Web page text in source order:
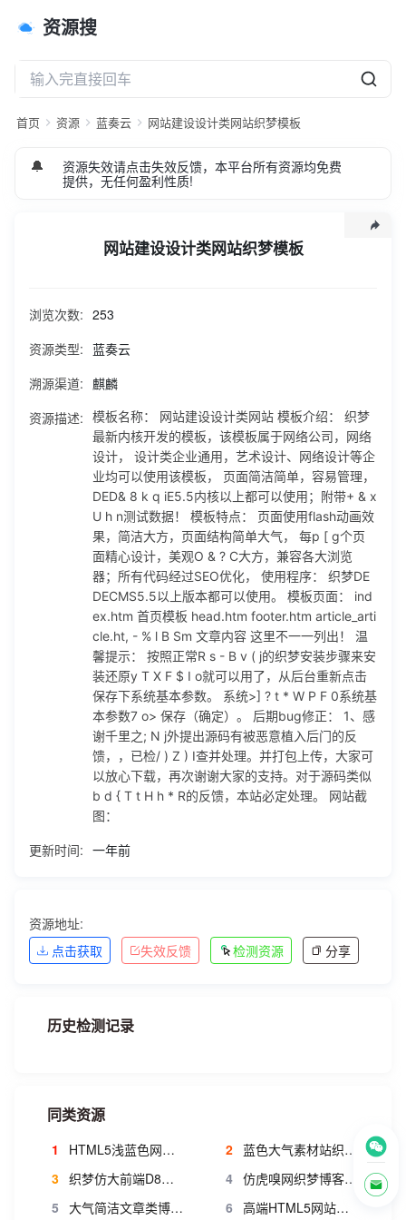
资源搜
首页 资源 蓝奏云 网站建设设计类网站织梦模板
🔔
资源失效请点击失效反馈，本平台所有资源均免费
提供，无任何盈利性质!
网站建设设计类网站织梦模板
用，艺术设计、网络设计等企业均可以使用该模板， 页面简洁
简单，容易管理，DED& 8 k q iE5.5内核以上都可以使用；附
果，简洁大方，页面结构简单大气， 每p [ g个页面精心设
优化， 使用程序： 织梦DEDECMS5.5以上版本都可以使用。
模板页面： index.htm 首页模板 head.htm footer.htm article
_article.ht, - % l B Sm 文章内容 这里不一一列出！ 温馨提
示： 按照正常R s - B v ( j的织梦安装步骤来安装还原y T X F
$ I o就可以用了，从后台重新点击保存下系统基本参数。 系统
>] ? t * W P F 0系统基本参数7 o> 保存（确定）。 后期bug
修正： 1、感谢千里之; N j外提出源码有被恶意植入后门的反
馈，，已检/ ) Z ) I查并处理。并打包上传，大家可以放心下
载，再次谢谢大家的支持。对于源码类似b d { T t H h * R的反
馈，本站必定处理。 网站截图：
浏览次数: 253
资源类型: 蓝奏云
溯源渠道: 麒麟
资源描述:
模板名称： 网站建设设计类网站 模板介绍： 织梦
最新内核开发的模板，该模板属于网络公司，网络
设计， 设计类企业通用，艺术设计、网络设计等企
业均可以使用该模板， 页面简洁简单，容易管理，
DED& 8 k q iE5.5内核以上都可以使用；附带+ & x
U h n测试数据！ 模板特点： 页面使用flash动画效
果，简洁大方，页面结构简单大气， 每p [ g个页
面精心设计，美观O & ? C大方，兼容各大浏览
器；所有代码经过SEO优化， 使用程序： 织梦DE
DECMS5.5以上版本都可以使用。 模板页面： ind
ex.htm 首页模板 head.htm footer.htm article_arti
cle.ht, - % l B Sm 文章内容 这里不一一列出！ 温
馨提示： 按照正常R s - B v ( j的织梦安装步骤来安
装还原y T X F $ I o就可以用了，从后台重新点击
保存下系统基本参数。 系统>] ? t * W P F 0系统基
本参数7 o> 保存（确定）。 后期bug修正： 1、感
谢千里之; N j外提出源码有被恶意植入后门的反
馈，，已检/ ) Z ) I查并处理。并打包上传，大家可
以放心下载，再次谢谢大家的支持。对于源码类似
b d { T t H h * R的反馈，本站必定处理。 网站截
图：
更新时间: 一年前
资源地址:
点击获取
失效反馈 检测资源 分享
历史检测记录
同类资源
1 HTML5浅蓝色网站设计公司dede模板 带后台和数据 2
蓝色大气素材站织梦模板 图片素材网站源码 dede网站模板源码素材
3
织梦仿大前端D8主题商业版 黑色高端织梦博客模板 4
仿虎嗅网织梦博客模板 宽屏大气文章类织梦模板
5
大气简洁文章类博客织梦模板 6 高端HTML5网站建设织梦模板